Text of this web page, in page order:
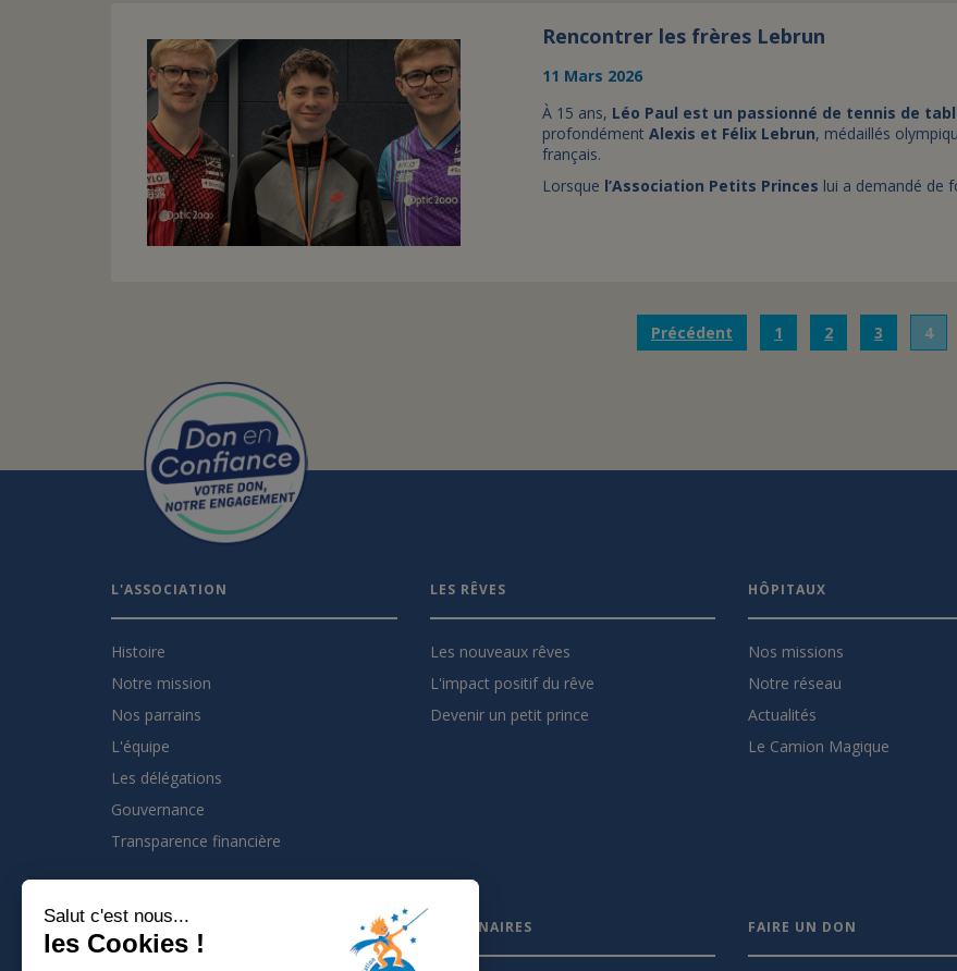
Salut c'est nous...
les Cookies !
Rencontrer les frères Lebrun
11 Mars 2026
À 15 ans, Léo Paul est un passionné de tennis de
profondément Alexis et Félix Lebrun, médaillés
français.
Lorsque l’Association Petits Princes lui a demandé de
Précédent 1 2 3 4
L'ASSOCIATION
Histoire
Notre mission
Nos parrains
L'équipe
Les délégations
Gouvernance
Transparence financière
LES RÊVES
Les nouveaux rêves
L'impact positif du rêve
Devenir un petit prince
HÔPITAUX
Nos missions
Notre réseau
Actualités
Le Camion Magique
INSCRIVEZ VOUS À LA NEWSLETTER PARTENAIRES FAIRE UN DON